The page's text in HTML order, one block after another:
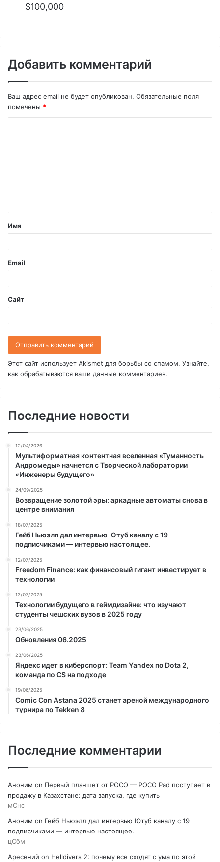
$100,000
Добавить комментарий
Ваш адрес email не будет опубликован. Обязательные поля
помечены *
т
а
й
*
Имя
Email
Сайт
Этот сайт использует Akismet для борьбы со спамом. Узнайте,
как обрабатываются ваши данные комментариев.
Последние новости
12/04/2026
Мультиформатная контентная вселенная «Туманность
Андромеды» начнется с Творческой лаборатории
«Инженеры будущего»
24/09/2025
Возвращение золотой эры: аркадные автоматы снова в
центре внимания
18/07/2025
Гейб Ньюэлл дал интервью Ютуб каналу с 19
подписчиками — интервью настоящее.
12/07/2025
Freedom Finance: как финансовый гигант инвестирует в
технологии
12/07/2025
Технологии будущего в геймдизайне: что изучают
студенты чешских вузов в 2025 году
23/06/2025
Обновления 06.2025
23/06/2025
Яндекс идет в киберспорт: Team Yandex по Dota 2,
команда по CS на подходе
19/06/2025
Comic Con Astana 2025 станет ареной международного
турнира по Tekken 8
Последние комментарии
Аноним on Первый планшет от POCO — POCO Pad поступает в
продажу в Казахстане: дата запуска, где купить
мСнс
Аноним on Гейб Ньюэлл дал интервью Ютуб каналу с 19
подписчиками — интервью настоящее.
цСбм
Аресений on Helldivers 2: почему все сходят с ума по этой